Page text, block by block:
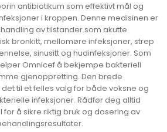
antibiotikum som effektivt mål og
i kroppen. Denne medisinen er
av tilstander som akutte
bronkitt, mellomøre infeksjoner, strep
sinusitt og hudinfeksjoner. Som
Omnicef å bekjempe bakteriell
gjenoppretting. Den brede
til et felles valg for både voksne og
infeksjoner. Rådfør deg alltid
å sikre riktig bruk og dosering av